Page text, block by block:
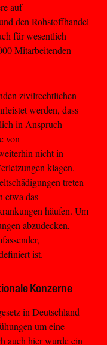
auf
den Rohstoffhandel
für wesentlich
Mitarbeitenden
zivilrechtlichen
werden, dass
in Anspruch
von
nicht in
klagen.
treten
etwa das
häufen. Um
abzudecken,
ist.
Konzerne
in Deutschland
um eine
auch hier wurde ein